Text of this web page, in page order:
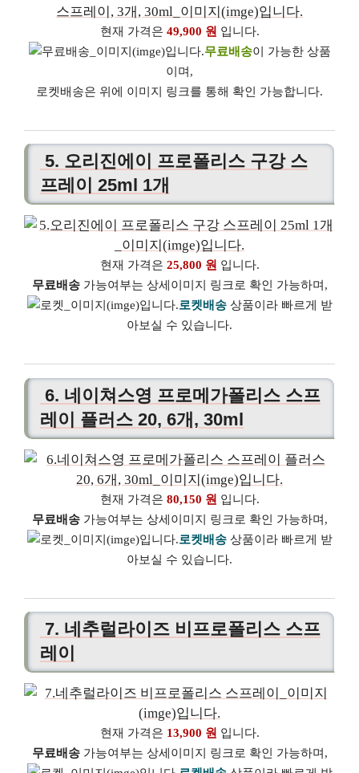
현재 가격은 49,900 원 입니다.
무료배송이 가능한 상품
이며,
로켓배송은 위에 이미지 링크를 통해 확인 가능합니다.
5. 오리진에이 프로폴리스 구강 스
프레이 25ml 1개
현재 가격은 25,800 원 입니다.
무료배송가능여부는 상세이미지 링크로 확인 가능하며,
로켓배송상품이라 빠르게 받
아보실 수 있습니다.
6. 네이쳐스영 프로메가폴리스 스프
레이 플러스 20, 6개, 30ml
현재 가격은 80,150 원 입니다.
무료배송가능여부는 상세이미지 링크로 확인 가능하며,
로켓배송상품이라 빠르게 받
아보실 수 있습니다.
7. 네추럴라이즈 비프로폴리스 스프
레이
현재 가격은 13,900 원 입니다.
무료배송가능여부는 상세이미지 링크로 확인 가능하며,